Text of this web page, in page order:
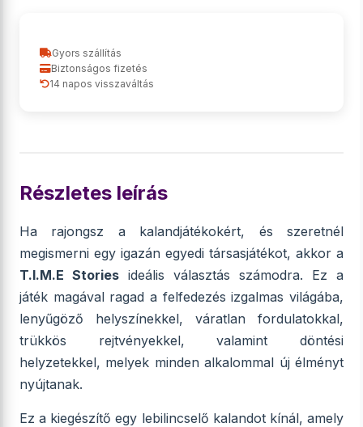
Gyors szállítás
Biztonságos fizetés
14 napos visszaváltás
Részletes leírás
Ha rajongsz a kalandjátékokért, és szeretnél
megismerni egy igazán egyedi társasjátékot, akkor a
T.I.M.E Stories ideális választás számodra. Ez a
játék magával ragad a felfedezés izgalmas világába,
lenyűgöző helyszínekkel, váratlan fordulatokkal,
trükkös rejtvényekkel, valamint döntési
helyzetekkel, melyek minden alkalommal új élményt
nyújtanak.
Ez a kiegészítő egy lebilincselő kalandot kínál, amely